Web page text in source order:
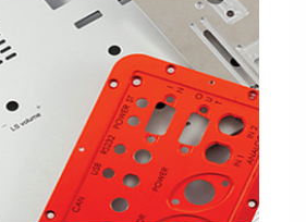
Metallschilder
und Etiketten
Etiketten und Tags